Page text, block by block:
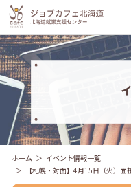
ホーム
イベント情報一覧
【札幌・対面】4月15日（火）